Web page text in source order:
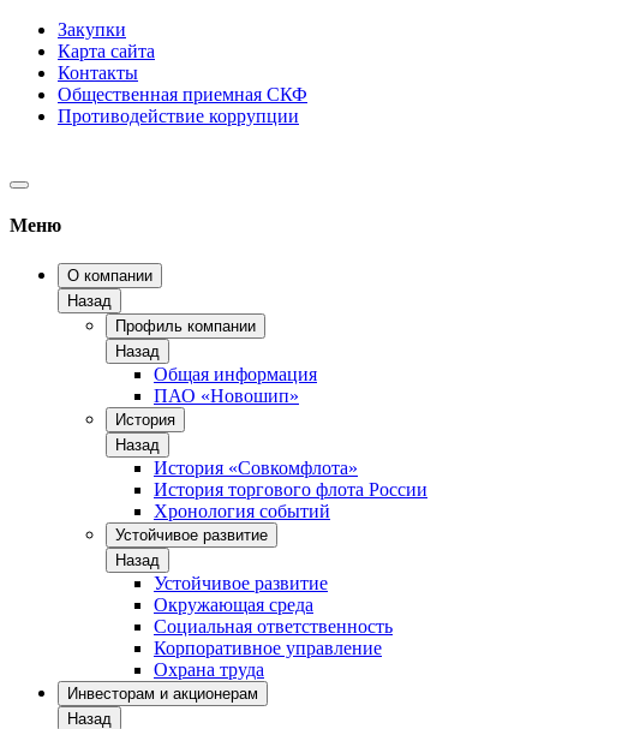
Закупки
Карта сайта
Контакты
Общественная приемная СКФ
Противодействие коррупции
Меню
О компании
Назад
Профиль компании
Назад
Общая информация
ПАО «Новошип»
История
Назад
История «Совкомфлота»
История торгового флота России
Хронология событий
Устойчивое развитие
Назад
Устойчивое развитие
Окружающая среда
Социальная ответственность
Корпоративное управление
Охрана труда
Инвесторам и акционерам
Назад